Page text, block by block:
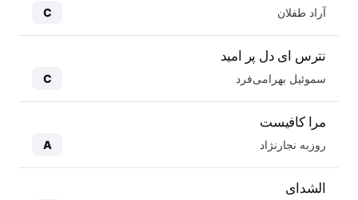
آراد طفلان C
نترس ای دل پر امید
سموئیل بهرامی‌فرد C
مرا کافیست
روزبه نجارنژاد A
الشدای